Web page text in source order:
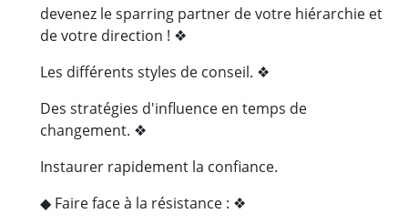
devenez le sparring partner de votre hiérarchie et
de votre direction ! ❖
Les différents styles de conseil. ❖
Des stratégies d'influence en temps de
changement. ❖
Instaurer rapidement la confiance.
◆ Faire face à la résistance : ❖